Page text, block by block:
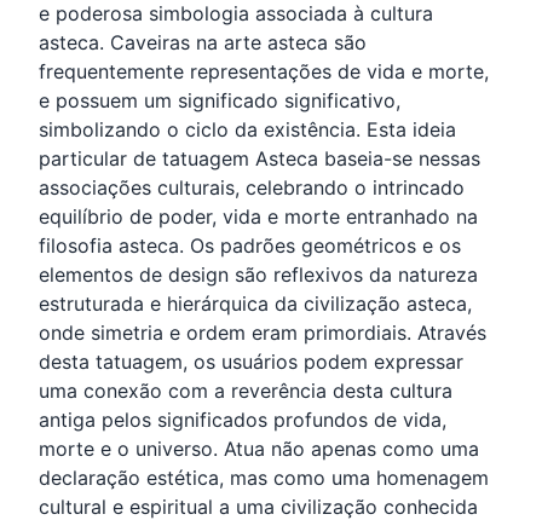
e poderosa simbologia associada à cultura
asteca. Caveiras na arte asteca são
frequentemente representações de vida e morte,
e possuem um significado significativo,
simbolizando o ciclo da existência. Esta ideia
particular de tatuagem Asteca baseia-se nessas
associações culturais, celebrando o intrincado
equilíbrio de poder, vida e morte entranhado na
filosofia asteca. Os padrões geométricos e os
elementos de design são reflexivos da natureza
estruturada e hierárquica da civilização asteca,
onde simetria e ordem eram primordiais. Através
desta tatuagem, os usuários podem expressar
uma conexão com a reverência desta cultura
antiga pelos significados profundos de vida,
morte e o universo. Atua não apenas como uma
declaração estética, mas como uma homenagem
cultural e espiritual a uma civilização conhecida